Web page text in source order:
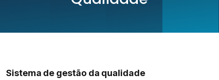
Sistema de gestão da qualidade